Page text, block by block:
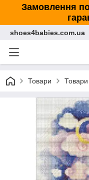
Замовлення
shoes4babies.com.ua
Товари Товари